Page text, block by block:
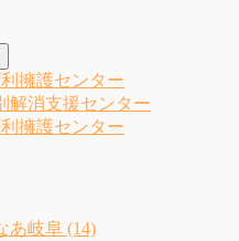
あ岐阜 (14)